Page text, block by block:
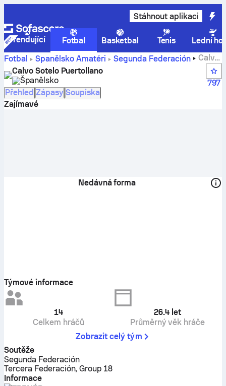
Stáhnout aplikaci
Trendující Fotbal Basketbal Tenis
Lední
Fotbal
ŠpanělskoAmatéri Segunda Federación
Calvo
Sotelo Puertollano výsledky, zápasy, tabulky, a hráčské
statistiky
Calvo Sotelo Puertollano
Španělsko
797
Přehled Zápasy Soupiska
Zajímavé
Nedávná forma
Týmové informace
14
Celkem hráčů
26.4 let
Průměrný věk hráče
Zobrazit celý tým
Soutěže
Segunda Federación
Tercera Federación, Group 18
Informace